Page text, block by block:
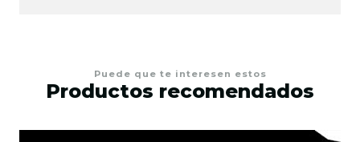
Puede que te interesen estos
Productos recomendados